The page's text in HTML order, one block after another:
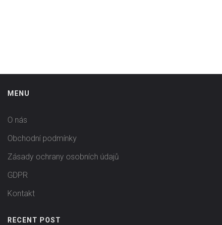
MENU
O nás
Obchodní podmínky
Zásady ochrany osobních údajů
GDPR
Kontakt
RECENT POST